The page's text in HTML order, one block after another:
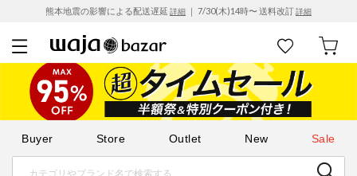
熊本地震の影響による配送遅延 詳細 ｜ 7/30(木)14時〜 送料改訂詳細
Buyer Store Outlet New Sale